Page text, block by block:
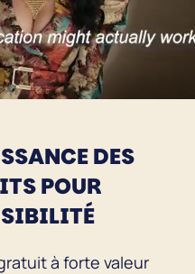
DES
POUR
à forte valeur